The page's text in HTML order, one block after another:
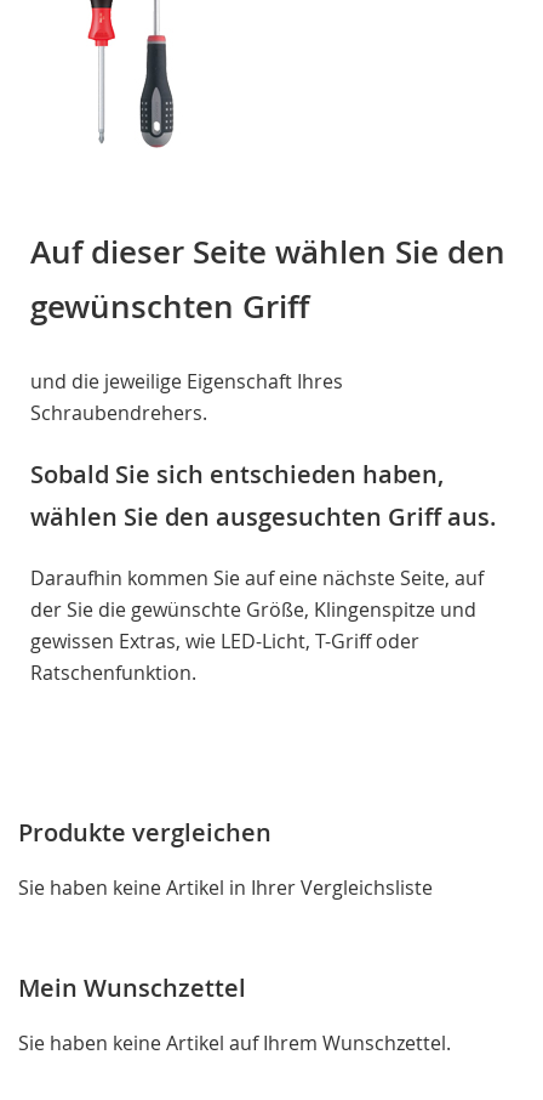
Auf dieser Seite wählen Sie den
gewünschten Griff
und die jeweilige Eigenschaft Ihres
Schraubendrehers.
Sobald Sie sich entschieden haben,
wählen Sie den ausgesuchten Griff aus.
Daraufhin kommen Sie auf eine nächste Seite, auf
der Sie die gewünschte Größe, Klingenspitze und
gewissen Extras, wie LED-Licht, T-Griff oder
Ratschenfunktion.
Produkte vergleichen
Sie haben keine Artikel in Ihrer Vergleichsliste
Mein Wunschzettel
Sie haben keine Artikel auf Ihrem Wunschzettel.